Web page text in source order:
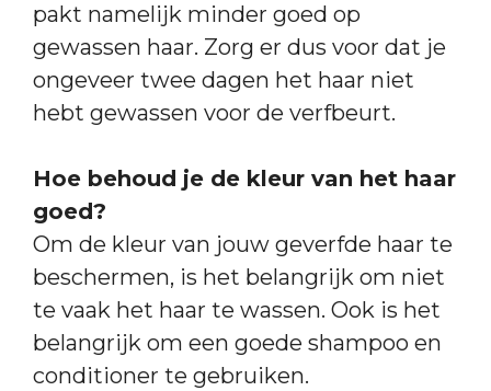
pakt namelijk minder goed op
gewassen haar. Zorg er dus voor dat je
ongeveer twee dagen het haar niet
hebt gewassen voor de verfbeurt.
Hoe behoud je de kleur van het haar
goed?
Om de kleur van jouw geverfde haar te
beschermen, is het belangrijk om niet
te vaak het haar te wassen. Ook is het
belangrijk om een goede shampoo en
conditioner te gebruiken.